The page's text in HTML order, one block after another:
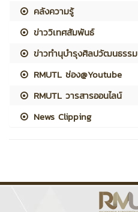
คลังความรู้
ข่าววิเทศสัมพันธ์
ข่าวทำนุบำรุงศิลปวัฒนธรรม
RMUTL ช่อง@Youtube
RMUTL วารสารออนไลน์
News Clipping